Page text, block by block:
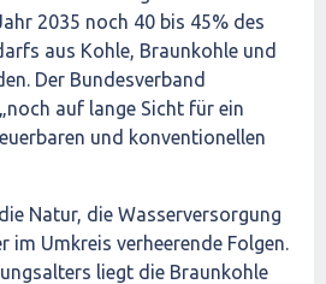
2035 noch 40 bis 45% des
aus Kohle, Braunkohle und
Der Bundesverband
auf lange Sicht für ein
und konventionellen
Natur, die Wasserversorgung
im Umkreis verheerende Folgen.
liegt die Braunkohle